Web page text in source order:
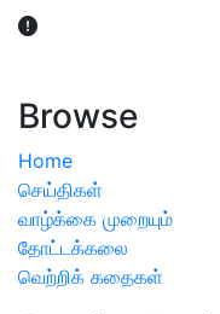
Browse
Home
செய்திகள்
வாழ்க்கை முறையும்
தோட்டக்கலை
வெற்றிக் கதைகள்